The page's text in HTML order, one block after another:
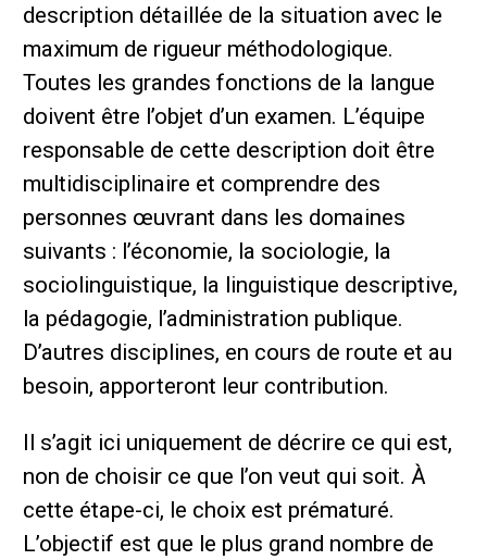
description détaillée de la situation avec le
maximum de rigueur méthodologique.
Toutes les grandes fonctions de la langue
doivent être l’objet d’un examen. L’équipe
responsable de cette description doit être
multidisciplinaire et comprendre des
personnes œuvrant dans les domaines
suivants : l’économie, la sociologie, la
sociolinguistique, la linguistique descriptive,
la pédagogie, l’administration publique.
D’autres disciplines, en cours de route et au
besoin, apporteront leur contribution.
Il s’agit ici uniquement de décrire ce qui est,
non de choisir ce que l’on veut qui soit. À
cette étape-ci, le choix est prématuré.
L’objectif est que le plus grand nombre de